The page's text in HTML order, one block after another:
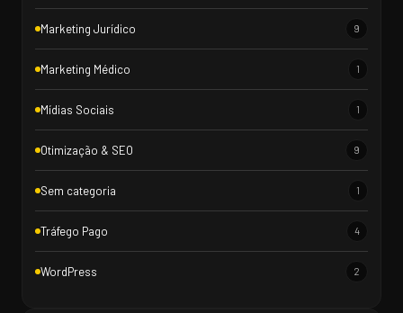
Marketing Jurídico 9
Marketing Médico 1
Mídias Sociais 1
Otimização & SEO 9
Sem categoria 1
Tráfego Pago 4
WordPress 2